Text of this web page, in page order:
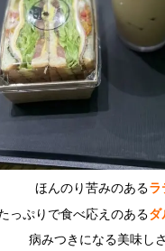
ほんのり苦みのあるラ
っぷりで食べ応えのあるダ
病みつきになる美味しさ